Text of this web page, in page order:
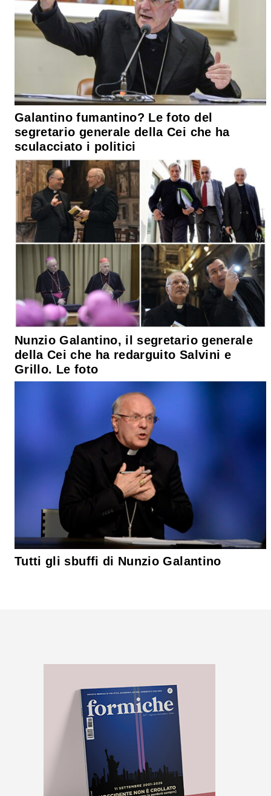
Galantino fumantino? Le foto del
segretario generale della Cei che ha
sculacciato i politici
Nunzio Galantino, il segretario generale
della Cei che ha redarguito Salvini e
Grillo. Le foto
Tutti gli sbuffi di Nunzio Galantino